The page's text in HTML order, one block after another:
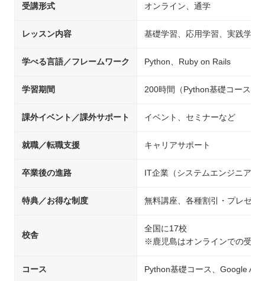
受講形式 オンライン、通学
レッスン内容 基礎学習、応用学習、実践学習
学べる言語／フレームワーク Python、Ruby on Rails
学習期間 200時間（Python基礎コース）
課外イベント／課外サポート イベント、セミナーなど
就職／転職支援 キャリアサポート
卒業後の進路 IT企業（システムエンジニア/
特典／お得な制度 無料講座、各種割引・プレゼン
校舎
全国に17校
※鹿児島はオンラインでの受講
コース Python基礎コース、Google